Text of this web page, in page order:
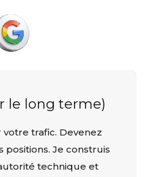
le long terme)
trafic. Devenez
positions. Je construis
technique et